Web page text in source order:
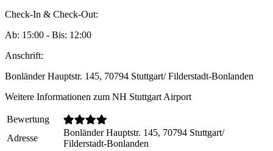
Check-In & Check-Out:
Ab: 15:00 - Bis: 12:00
Anschrift:
Bonländer Hauptstr. 145, 70794 Stuttgart/ Filderstadt-Bonlanden
Weitere Informationen zum NH Stuttgart Airport
Bewertung
Adresse
Bonländer Hauptstr. 145, 70794 Stuttgart/
Filderstadt-Bonlanden